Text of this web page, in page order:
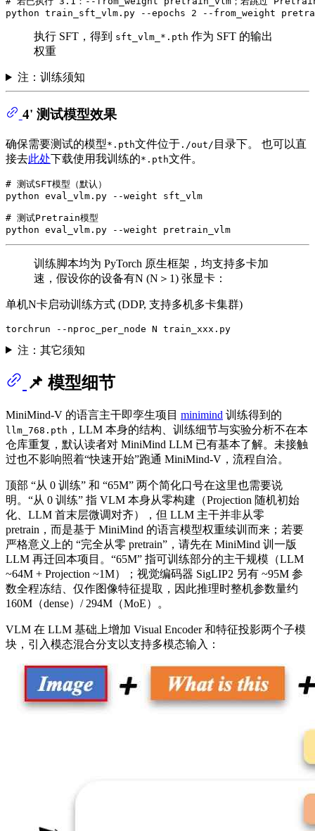
执行 SFT，得到 sft_vlm_*.pth 作为 SFT 的输出
权重
注：训练须知
4' 测试模型效果
确保需要测试的模型*.pth文件位于 ./out/ 目录下。 也可以直
接去此处下载使用我训练的*.pth文件。
# 测试SFT模型（默认）
python eval_vlm.py --weight sft_vlm
# 测试Pretrain模型
训练脚本均为 PyTorch 原生框架，均支持多卡加
速，假设你的设备有N (N＞1) 张显卡：
单机N卡启动训练方式 (DDP, 支持多机多卡集群)
注：其它须知
📌 模型细节
MiniMind-V 的语言主干即孪生项目 minimind 训练得到的
llm_768.pth ，LLM 本身的结构、训练细节与实验分析不在本
仓库重复，默认读者对 MiniMind LLM 已有基本了解。未接触
过也不影响照着“快速开始”跑通 MiniMind-V，流程自洽。
顶部 “从 0 训练” 和 “65M” 两个简化口号在这里也需要说
明。“从 0 训练” 指 VLM 本身从零构建（Projection 随机初始
化、LLM 首末层微调对齐），但 LLM 主干并非从零
pretrain，而是基于 MiniMind 的语言模型权重续训而来；若要
严格意义上的 “完全从零 pretrain”，请先在 MiniMind 训一版
LLM 再迁回本项目。“65M” 指可训练部分的主干规模（LLM
~64M + Projection ~1M）；视觉编码器 SigLIP2 另有 ~95M 参
数全程冻结、仅作图像特征提取，因此推理时整机参数量约
160M（dense）/ 294M（MoE）。
VLM 在 LLM 基础上增加 Visual Encoder 和特征投影两个子模
块，引入模态混合分支以支持多模态输入：